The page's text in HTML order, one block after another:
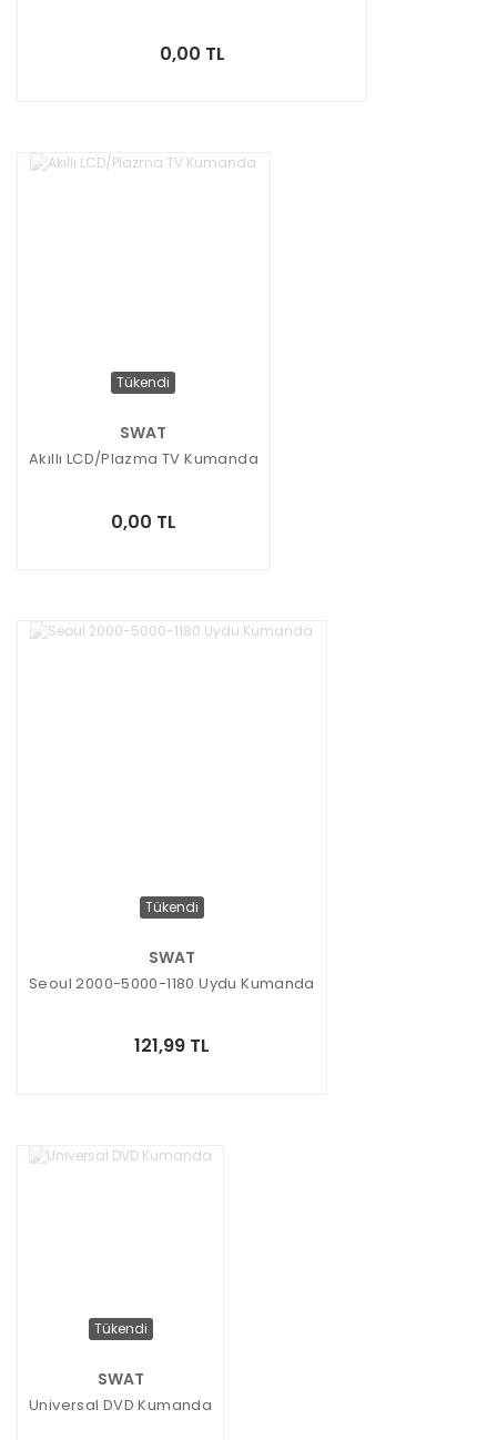
0,00 TL
Tükendi
SWAT
Akıllı LCD/Plazma TV Kumanda
0,00 TL
Tükendi
SWAT
Seoul 2000-5000-1180 Uydu Kumanda
121,99 TL
Tükendi
SWAT
Universal DVD Kumanda